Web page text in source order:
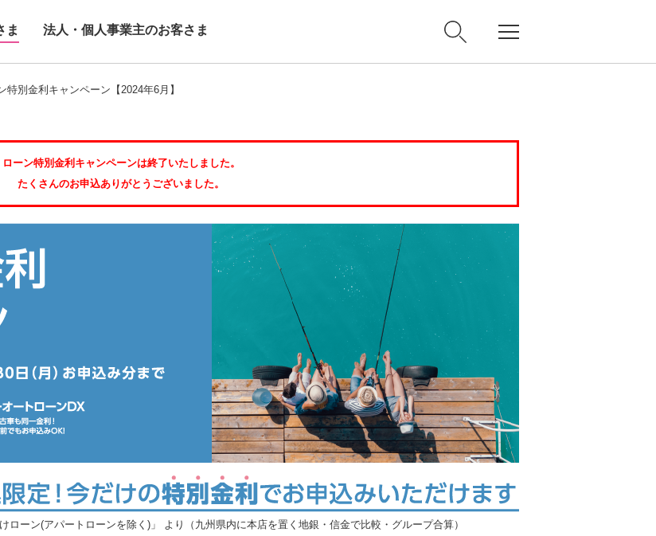
ま 法人・個人事業主のお客さま
特別金利キャンペーン【2024年6月】
ローン特別金利キャンペーンは終了いたしました。
たくさんのお申込ありがとうございました。
ーン(アパートローンを除く)」 より（九州県内に本店を置く地銀・信金で比較・グループ合算）